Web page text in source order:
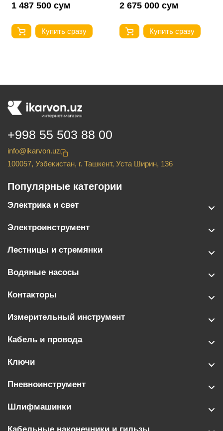
1 487 500 сум
Купить сразу
2 675 000 сум
Купить сразу
+998 55 503 88 00
info@ikarvon.uz
100057, Узбекистан, г. Ташкент, Уста Ширин, 136
Популярные категории
Электрика и свет
Электроинструмент
Лестницы и стремянки
Водяные насосы
Контакторы
Измерительный инструмент
Кабель и провода
Ключи
Пневноинструмент
Шлифмашинки